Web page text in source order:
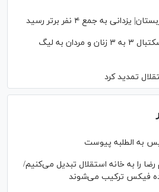
به جمع ۴ نفر برتر رسید
اعزام تیم‌های ملی بسکتبال ۳ به ۳ زنان و مردان به لیگ
تمدید کرد
به الطلبه پیوست
رضا را به خانه استقلال تبدیل می‌کنیم/